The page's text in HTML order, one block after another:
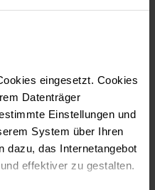
eingesetzt. Cookies
Datenträger
Einstellungen und
System über Ihren
dazu, das Internetangebot
effektiver zu gestalten.
orientieren
der